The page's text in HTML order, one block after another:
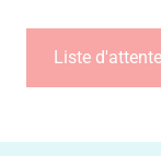
Liste d'attente